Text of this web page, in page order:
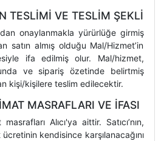
TESLİMİ VE TESLİM ŞEKLİ
onaylanmakla yürürlüğe girmiş
satın almış olduğu Mal/Hizmet’in
ifa edilmiş olur. Mal/hizmet,
ve sipariş özetinde belirtmiş
kişi/kişilere teslim edilecektir.
MASRAFLARI VE İFASI
Alıcı'ya aittir. Satıcı’nın,
kendisince karşılanacağını